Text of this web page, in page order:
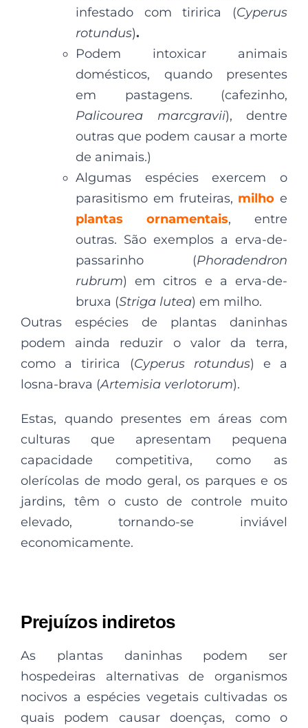
infestado com tiririca (Cyperus
rotundus).
Podem intoxicar animais
domésticos, quando presentes
em pastagens. (cafezinho,
Palicourea marcgravii), dentre
outras que podem causar a morte
de animais.)
Algumas espécies exercem o
parasitismo em fruteiras, milho e
plantas ornamentais, entre
outras. São exemplos a erva-de-
passarinho (Phoradendron
rubrum) em citros e a erva-de-
bruxa (Striga lutea) em milho.
Outras espécies de plantas daninhas
podem ainda reduzir o valor da terra,
como a tiririca (Cyperus rotundus) e a
losna-brava (Artemisia verlotorum).
Estas, quando presentes em áreas com
culturas que apresentam pequena
capacidade competitiva, como as
olerícolas de modo geral, os parques e os
jardins, têm o custo de controle muito
elevado, tornando-se inviável
economicamente.
Prejuízos indiretos
As plantas daninhas podem ser
hospedeiras alternativas de organismos
nocivos a espécies vegetais cultivadas os
quais podem causar doenças, como o